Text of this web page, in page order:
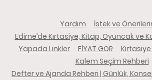
Yardım
İstek ve
Edirne’de Kırtasiye, Kitap, Oyuncak ve
Yapada Linkler
FİYAT GÖR
Kalem Seçim Rehberi
Defter ve Ajanda Rehberi | Günlük,